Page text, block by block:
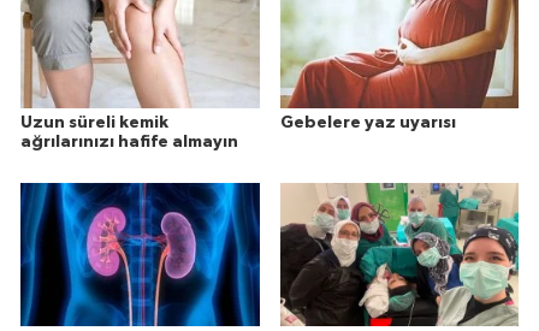
Uzun süreli kemik
ağrılarınızı hafife almayın
Gebelere yaz uyarısı